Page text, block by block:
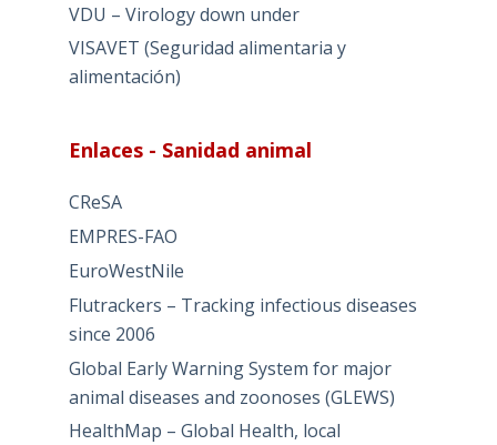
VDU – Virology down under
VISAVET (Seguridad alimentaria y
alimentación)
Enlaces - Sanidad animal
CReSA
EMPRES-FAO
EuroWestNile
Flutrackers – Tracking infectious diseases
since 2006
Global Early Warning System for major
animal diseases and zoonoses (GLEWS)
HealthMap – Global Health, local